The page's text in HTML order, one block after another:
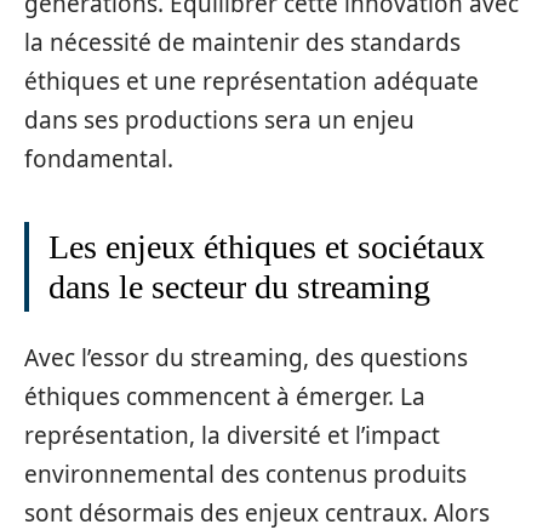
la nécessité de maintenir des standards
éthiques et une représentation adéquate
dans ses productions sera un enjeu
fondamental.
Les enjeux éthiques et sociétaux
dans le secteur du streaming
Avec l’essor du streaming, des questions
éthiques commencent à émerger. La
représentation, la diversité et l’impact
environnemental des contenus produits
sont désormais des enjeux centraux. Alors